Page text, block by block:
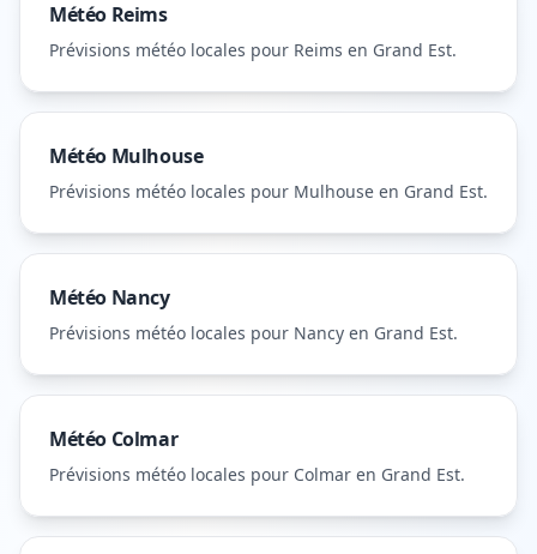
Météo Reims
Prévisions météo locales pour Reims en Grand Est.
Météo Mulhouse
Prévisions météo locales pour Mulhouse en Grand Est.
Météo Nancy
Prévisions météo locales pour Nancy en Grand Est.
Météo Colmar
Prévisions météo locales pour Colmar en Grand Est.